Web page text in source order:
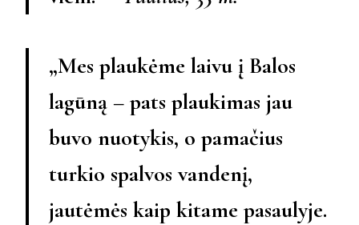
„Mes plaukėme laivu į Balos
lagūną – pats plaukimas jau
buvo nuotykis, o pamačius
turkio spalvos vandenį,
jautėmės kaip kitame pasaulyje.